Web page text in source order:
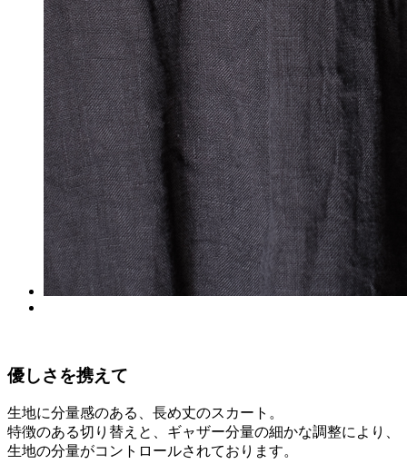
優しさを携えて
生地に分量感のある、長め丈のスカート。
特徴のある切り替えと、ギャザー分量の細かな調整により、
生地の分量がコントロールされております。